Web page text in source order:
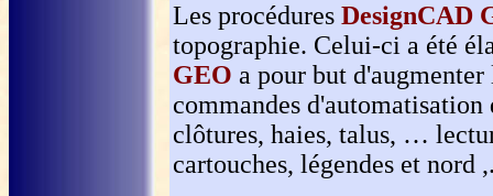
Les procédures DesignCAD
topographie. Celui-ci a été
GEO a pour but
commandes
clôtures, haies, talus, …
cartouches, légendes et nord